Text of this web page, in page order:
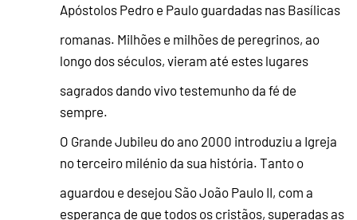
Apóstolos Pedro e Paulo guardadas nas Basílicas
romanas. Milhões e milhões de peregrinos, ao
longo dos séculos, vieram até estes lugares
sagrados dando vivo testemunho da fé de
sempre.
O Grande Jubileu do ano 2000 introduziu a Igreja
no terceiro milénio da sua história. Tanto o
aguardou e desejou São João Paulo II, com a
esperança de que todos os cristãos, superadas as